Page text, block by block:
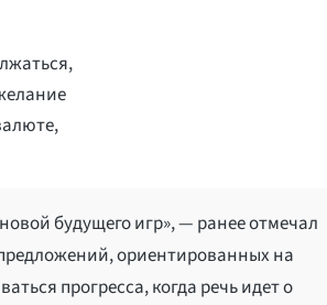
будущего игр», — ранее отмечал
ориентированных на
прогресса, когда речь идет о